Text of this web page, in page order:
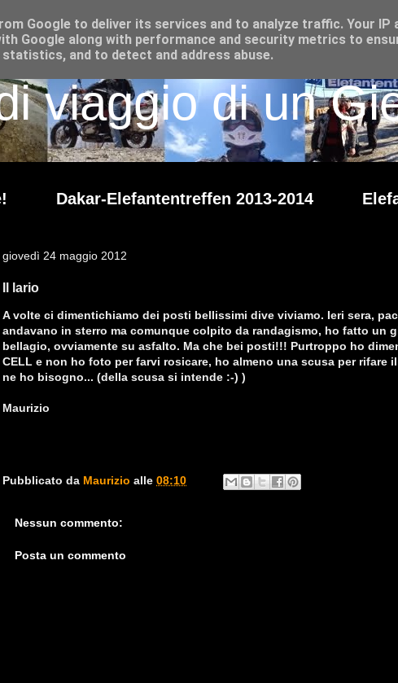
viaggio di un
Dakar-Elefantentreffen 2013-2014
giovedì 24 maggio 2012
Il lario
A volte ci dimentichiamo dei posti bellissimi dive viviamo. Ieri sera,
andavano in sterro ma comunque colpito da randagismo, ho fatto un
bellagio, ovviamente su asfalto. Ma che bei posti!!! Purtroppo ho
CELL e non ho foto per farvi rosicare, ho almeno una scusa per rifare
ne ho bisogno... (della scusa si intende :-) )
Maurizio
Pubblicato da Maurizio alle 08:10
Nessun commento:
Posta un commento
Google to deliver its services and to analyze traffic. Your IP
Google along with performance and security metrics to
and to detect and address abuse.